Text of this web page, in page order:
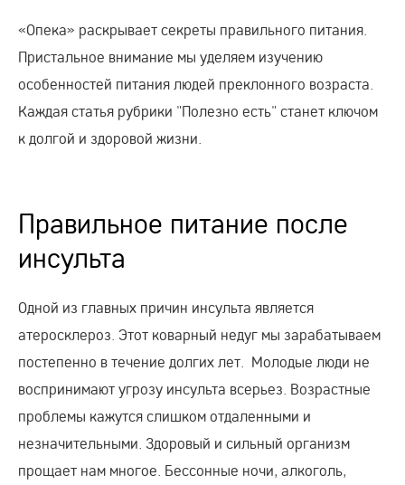
«Опека» раскрывает секреты правильного питания.
Пристальное внимание мы уделяем изучению
особенностей питания людей преклонного возраста.
Каждая статья рубрики "Полезно есть" станет ключом
к долгой и здоровой жизни.
Правильное питание после
инсульта
Одной из главных причин инсульта является
атеросклероз. Этот коварный недуг мы зарабатываем
постепенно в течение долгих лет. Молодые люди не
воспринимают угрозу инсульта всерьез. Возрастные
проблемы кажутся слишком отдаленными и
незначительными. Здоровый и сильный организм
прощает нам многое. Бессонные ночи, алкоголь,